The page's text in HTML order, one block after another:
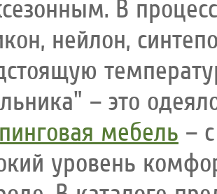
В
нейлон,
– это
мебель –
уровень